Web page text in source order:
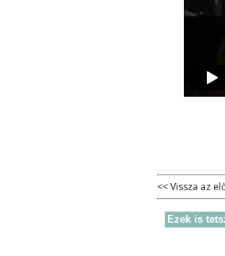
<< Vissza az
Ezek is